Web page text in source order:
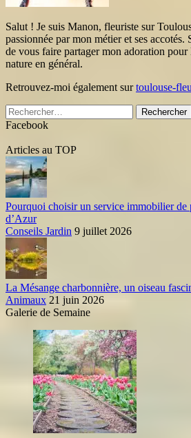
Salut ! Je suis Manon, fleuriste sur
passionnée par mon métier et ses
de vous faire partager mon adoration pour
nature en général.
Retrouvez-moi également surtoulouse-
Rechercher :
Facebook
Articles au TOP
Pourquoi choisir un service immobilier de
d’Azur
Conseils Jardin 9 juillet 2026
La Mésange charbonnière, un oiseau
Animaux 21 juin 2026
Galerie de Semaine